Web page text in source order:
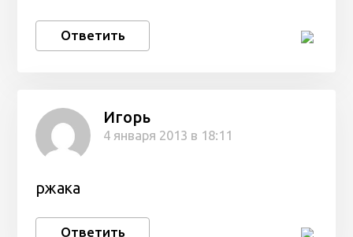
Ответить
Игорь
4 января 2013 в 18:11
ржака
Ответить